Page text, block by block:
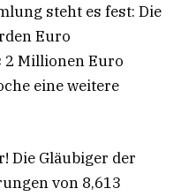
steht es fest: Die
Euro
2 Millionen Euro
eine weitere
Die Gläubiger der
von 8,613